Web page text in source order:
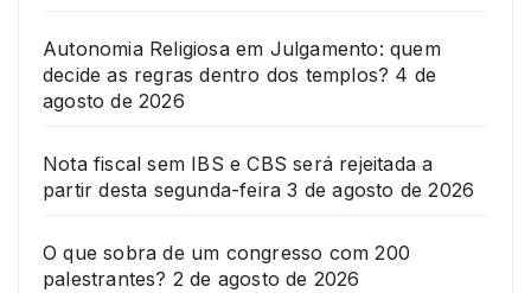
Autonomia Religiosa em Julgamento: quem
decide as regras dentro dos templos? 4 de
agosto de 2026
Nota fiscal sem IBS e CBS será rejeitada a
partir desta segunda-feira 3 de agosto de 2026
O que sobra de um congresso com 200
palestrantes? 2 de agosto de 2026